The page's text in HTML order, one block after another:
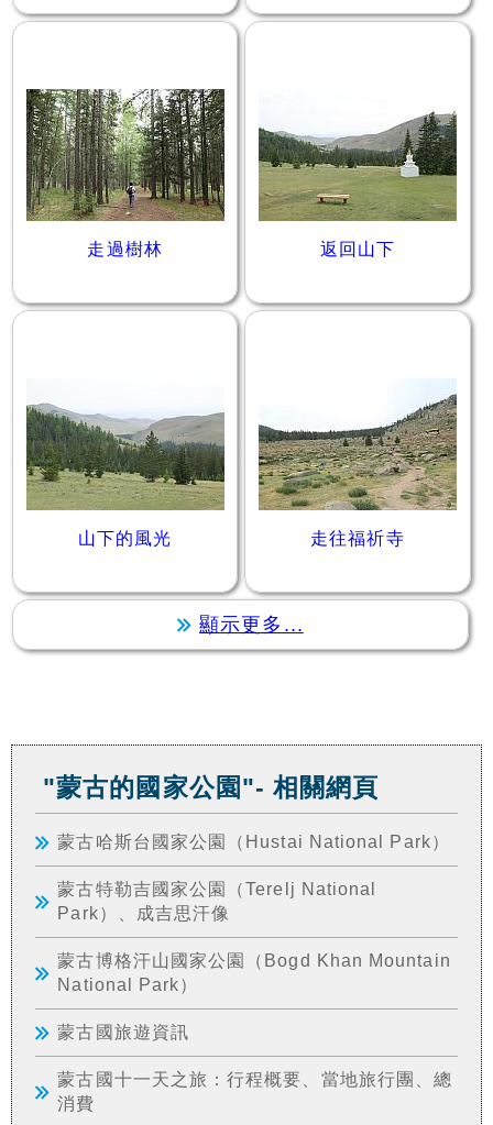
走過樹林 返回山下
山下的風光 走往福祈寺
顯示更多...
"蒙古的國家公園"- 相關網頁
蒙古哈斯台國家公園（Hustai National Park）
蒙古特勒吉國家公園（Terelj National
Park）、成吉思汗像
蒙古博格汗山國家公園（Bogd Khan Mountain
National Park）
蒙古國旅遊資訊
蒙古國十一天之旅：行程概要、當地旅行團、總
消費